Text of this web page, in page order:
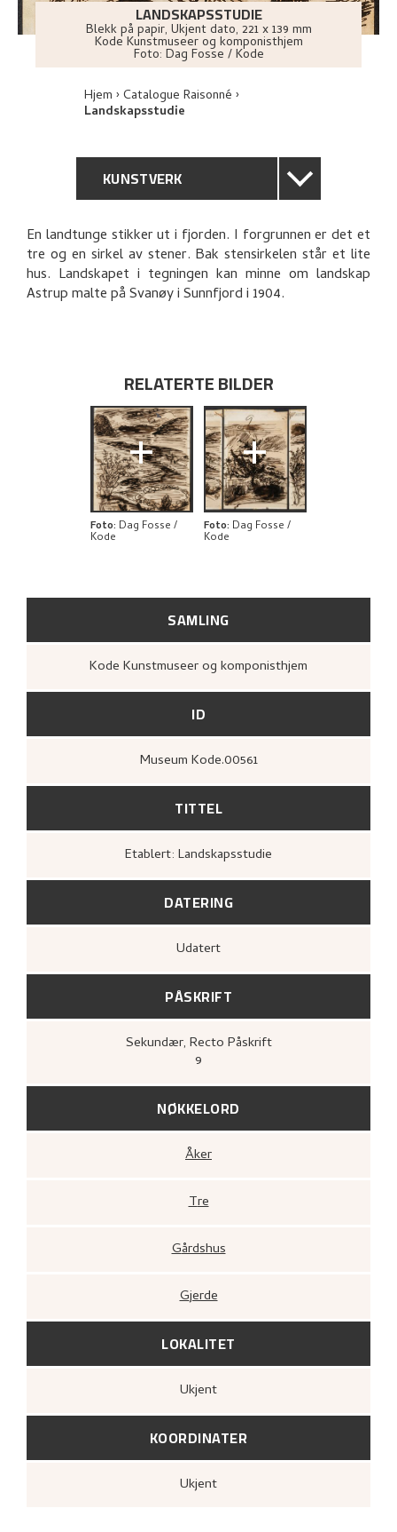
LANDSKAPSSTUDIE
Blekk på papir, Ukjent dato, 221 x 139 mm
Kode Kunstmuseer og komponisthjem
Foto: Dag Fosse / Kode
Hjem Catalogue Raisonné
Landskapsstudie
KUNSTVERK
GENERELL BESKRIVELSE
TEKNISK INFORMASJON
UTFORSK
SAMLING
Kode Kunstmuseer og komponisthjem
ID
Museum Kode.00561
TITTEL
Etablert: Landskapsstudie
DATERING
Udatert
PÅSKRIFT
Sekundær, Recto Påskrift
9
En landtunge stikker ut i fjorden. I forgrunnen er det et
tre og en sirkel av stener. Bak stensirkelen står et lite
hus. Landskapet i tegningen kan minne om landskap
Astrup malte på Svanøy i Sunnfjord i 1904.
RELATERTE BILDER
+
Foto: Dag Fosse /
Kode
+
Foto: Dag Fosse /
Kode
NØKKELORD
Åker
Tre
Gårdshus
Gjerde
LOKALITET
Ukjent
KOORDINATER
Ukjent